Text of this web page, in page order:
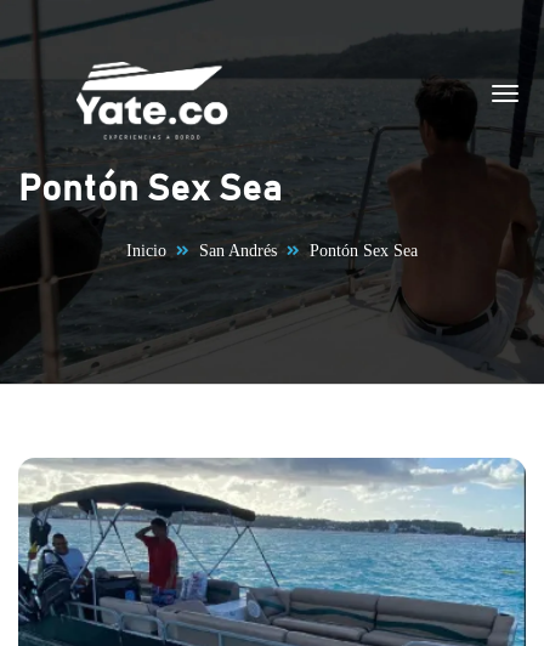
Saltar al contenido
Pontón Sex Sea
Inicio San Andrés Pontón Sex Sea